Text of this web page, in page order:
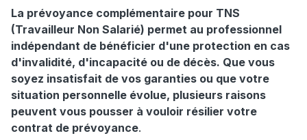
La prévoyance complémentaire pour TNS
(Travailleur Non Salarié) permet au professionnel
indépendant de bénéficier d'une protection en cas
d'invalidité, d'incapacité ou de décès. Que vous
soyez insatisfait de vos garanties ou que votre
situation personnelle évolue, plusieurs raisons
peuvent vous pousser à vouloir résilier votre
contrat de prévoyance.